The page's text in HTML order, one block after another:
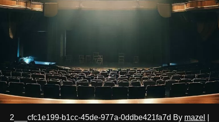
2___cfc1e199-b1cc-45de-977a-0ddbe421fa7d By mazel